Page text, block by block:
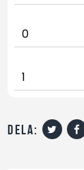
0
1
dela: